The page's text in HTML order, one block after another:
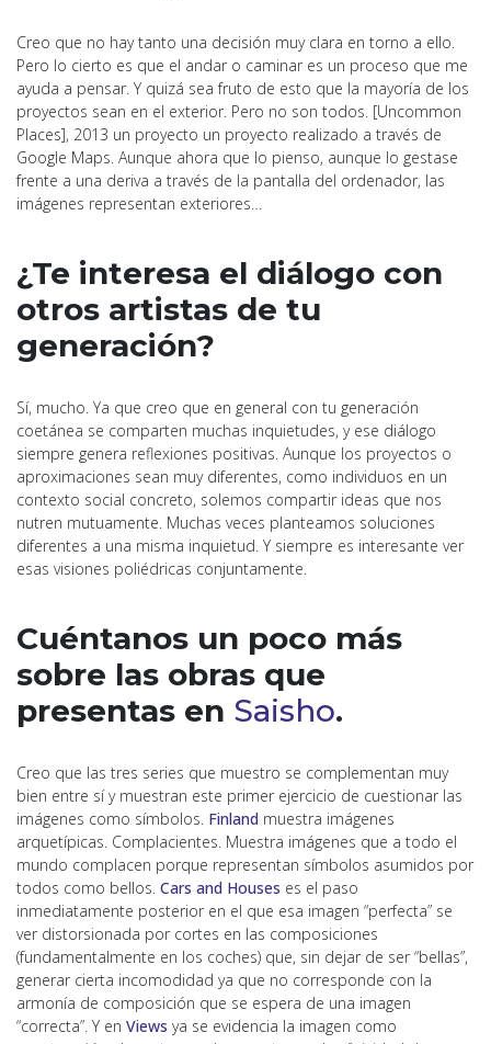
Creo que no hay tanto una decisión muy clara en torno a ello.
Pero lo cierto es que el andar o caminar es un proceso que me
ayuda a pensar. Y quizá sea fruto de esto que la mayoría de los
proyectos sean en el exterior. Pero no son todos. [Uncommon
Places], 2013 un proyecto un proyecto realizado a través de
Google Maps. Aunque ahora que lo pienso, aunque lo gestase
frente a una deriva a través de la pantalla del ordenador, las
imágenes representan exteriores…
¿Te interesa el diálogo con
otros artistas de tu
generación?
Sí, mucho. Ya que creo que en general con tu generación
coetánea se comparten muchas inquietudes, y ese diálogo
siempre genera reflexiones positivas. Aunque los proyectos o
aproximaciones sean muy diferentes, como individuos en un
contexto social concreto, solemos compartir ideas que nos
nutren mutuamente. Muchas veces planteamos soluciones
diferentes a una misma inquietud. Y siempre es interesante ver
esas visiones poliédricas conjuntamente.
Cuéntanos un poco más
sobre las obras que
presentas en Saisho.
Creo que las tres series que muestro se complementan muy
bien entre sí y muestran este primer ejercicio de cuestionar las
imágenes como símbolos. Finland muestra imágenes
arquetípicas. Complacientes. Muestra imágenes que a todo el
mundo complacen porque representan símbolos asumidos por
todos como bellos. Cars and Houses es el paso
inmediatamente posterior en el que esa imagen “perfecta” se
ver distorsionada por cortes en las composiciones
(fundamentalmente en los coches) que, sin dejar de ser “bellas”,
generar cierta incomodidad ya que no corresponde con la
armonía de composición que se espera de una imagen
“correcta”. Y en Views ya se evidencia la imagen como